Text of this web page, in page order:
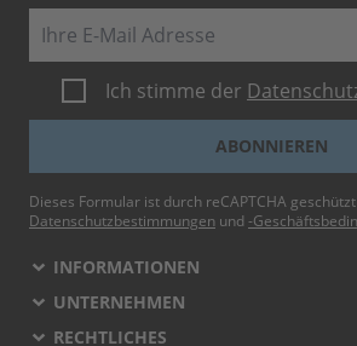
Ich stimme der
ABONNIEREN
Dieses Formular ist durch reCAPTCHA
Datenschutzbestimmungen und -
INFORMATIONEN
UNTERNEHMEN
RECHTLICHES